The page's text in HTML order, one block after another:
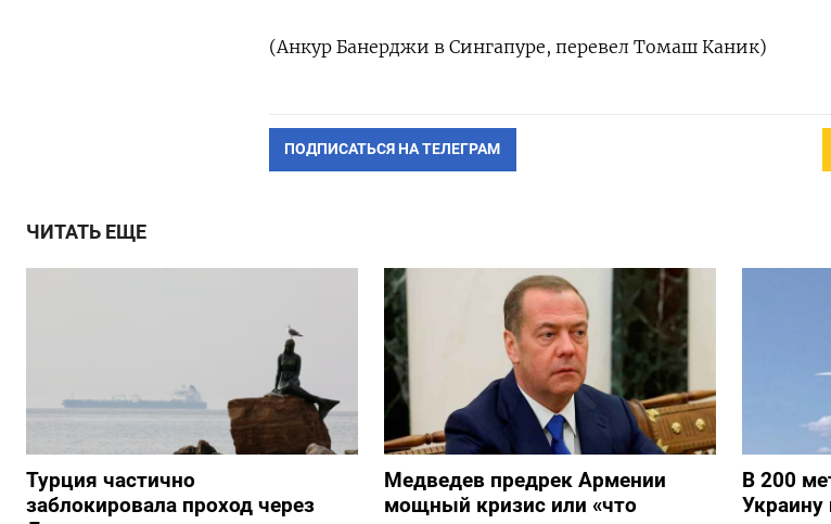
(Анкур Банерджи в Сингапуре, перевел Томаш Каник)
ПОДПИСАТЬСЯ НА ТЕЛЕГРАМ
ЧИТАТЬ ЕЩЕ
Турция частично
заблокировала проход через
Медведев предрек Армении
мощный кризис или «что
В 200